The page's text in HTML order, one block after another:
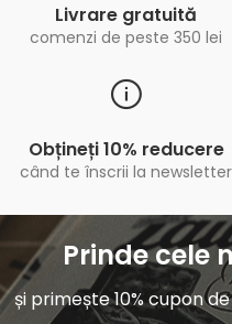
Livrare gratuită
comenzi de peste 350 lei
Obțineți 10% reducere
când te înscrii la newsletter
Prinde cele
și primește 10% cupon